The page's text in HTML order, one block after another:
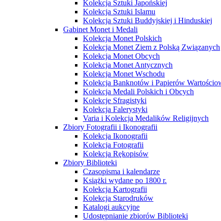
Kolekcja Sztuki Japońskiej
Kolekcja Sztuki Islamu
Kolekcja Sztuki Buddyjskiej i Hinduskiej
Gabinet Monet i Medali
Kolekcja Monet Polskich
Kolekcja Monet Ziem z Polską Związanych
Kolekcja Monet Obcych
Kolekcja Monet Antycznych
Kolekcja Monet Wschodu
Kolekcja Banknotów i Papierów
Kolekcja Medali Polskich i Obcych
Kolekcje Sfragistyki
Kolekcja Falerystyki
Varia i Kolekcja Medalików Religijnych
Zbiory Fotografii i Ikonografii
Kolekcja Ikonografii
Kolekcja Fotografii
Kolekcja Rękopisów
Zbiory Biblioteki
Czasopisma i kalendarze
Książki wydane po 1800 r.
Kolekcja Kartografii
Kolekcja Starodruków
Katalogi aukcyjne
Udostępnianie zbiorów Biblioteki